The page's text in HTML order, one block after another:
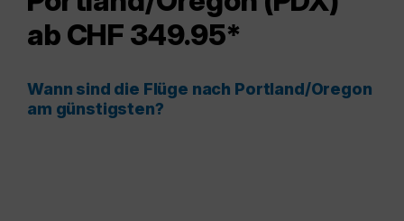
ab CHF 349.95*
Wann sind die Flüge nach Portland/Oregon
am günstigsten?